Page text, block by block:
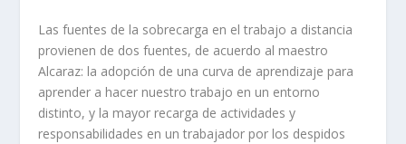
Las fuentes de la sobrecarga en el trabajo a distancia
provienen de dos fuentes, de acuerdo al maestro
Alcaraz: la adopción de una curva de aprendizaje para
aprender a hacer nuestro trabajo en un entorno
distinto, y la mayor recarga de actividades y
responsabilidades en un trabajador por los despidos